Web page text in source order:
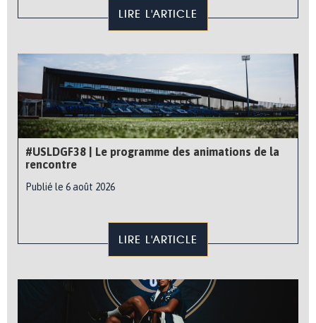
LIRE L'ARTICLE
#USLDGF38 | Le programme des animations de la
rencontre
Publié le 6 août 2026
LIRE L'ARTICLE